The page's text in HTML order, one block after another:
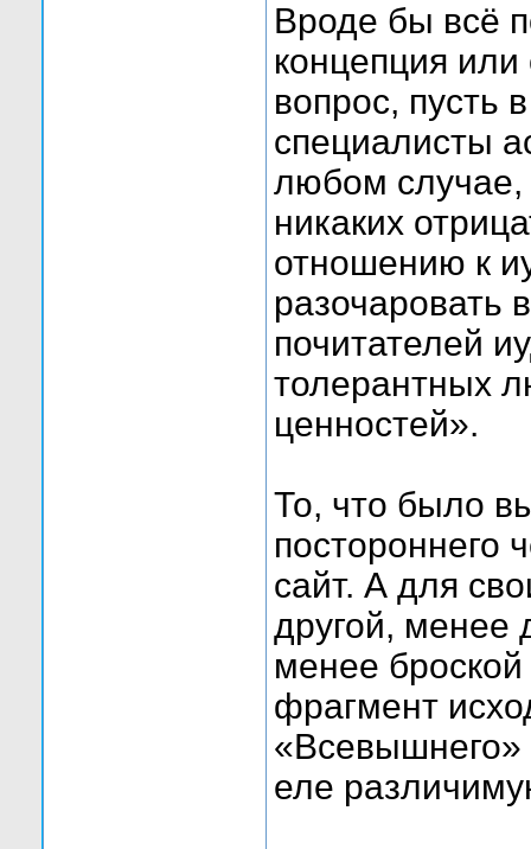
Вроде бы всё
концепция
вопрос, пусть
специалисты
любом случае,
никаких
отношению к
разочаровать
почитателей
толерантных
ценностей».
То, что было
постороннего
сайт. А для
другой, менее
менее
фрагмент
«Всевышнего»
еле